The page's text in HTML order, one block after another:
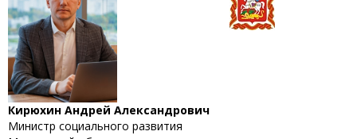
Кирюхин Андрей Александрович
Министр социального развития